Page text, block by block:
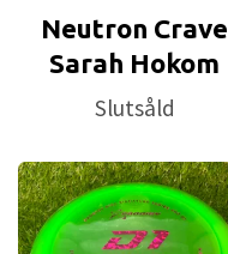
Neutron Crave
Sarah Hokom
Slutsåld